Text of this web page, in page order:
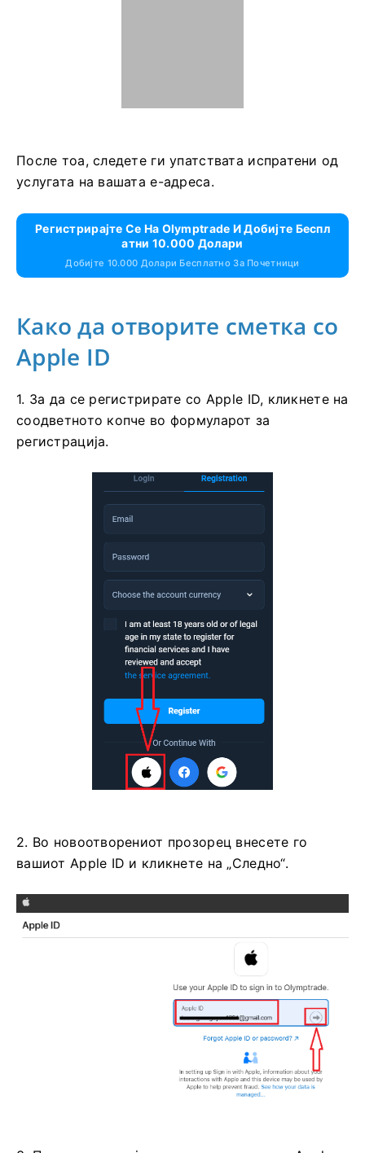
После тоа, следете ги упатствата испратени од
услугата на вашата е-адреса.
Регистрирајте Се На Olymptrade И Добијте Беспл
Атни 10.000 Долари
Добијте 10.000 Долари Бесплатно За Почетници
Како да отворите сметка со
Apple ID
1. За да се регистрирате со Apple ID, кликнете на
соодветното копче во формуларот за